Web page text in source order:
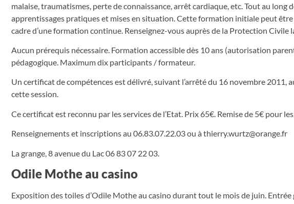
malaise, traumatismes, perte de connaissance, arrêt cardiaque, etc. Tout au long
apprentissages pratiques et mises en situation. Cette formation initiale peut être
cadre d’une formation continue. Renseignez-vous auprès de la Protection Civile
Aucun prérequis nécessaire. Formation accessible dès 10 ans (autorisation
pédagogique. Maximum dix participants / formateur.
Un certificat de compétences est délivré, suivant l’arrêté du 16 novembre 2011,
cette session.
Ce certificat est reconnu par les services de l’Etat. Prix 65€. Remise de 5€ pour
Renseignements et inscriptions au 06.83.07.22.03 ou àthierry.wurtz@orange.fr
La grange, 8 avenue du Lac 06 83 07 22 03.
Odile Mothe au casino
Exposition des toiles d’Odile Mothe au casino durant tout le mois de juin.